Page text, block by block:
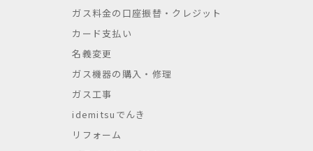
ガス料金の口座振替・クレジット
カード支払い
名義変更
ガス機器の購入・修理
ガス工事
idemitsuでんき
リフォーム